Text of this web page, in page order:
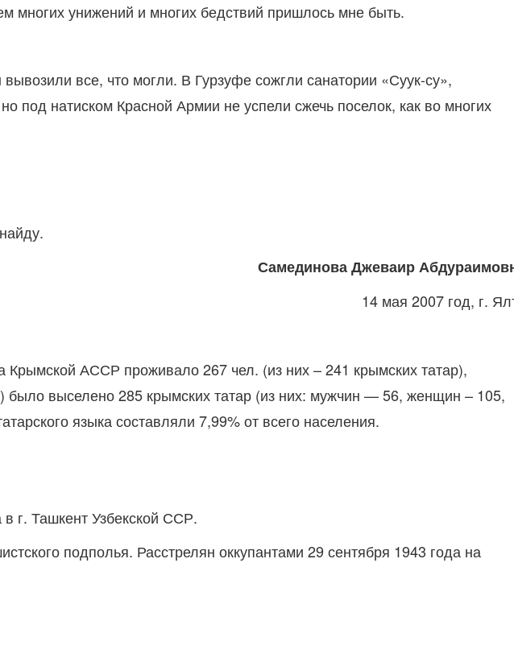
многих унижений и многих бедствий пришлось мне быть.
все, что могли. В Гурзуфе сожгли санатории «Суук-су»,
под натиском Красной Армии не успели сжечь поселок, как во многих
Самединова Джеваир
14 мая 2007 год, г.
АССР проживало 267 чел. (из них – 241 крымских татар),
выселено 285 крымских татар (из них: мужчин — 56, женщин – 105,
языка составляли 7,99% от всего населения.
г. Ташкент Узбекской ССР.
подполья. Расстрелян оккупантами 29 сентября 1943 года на